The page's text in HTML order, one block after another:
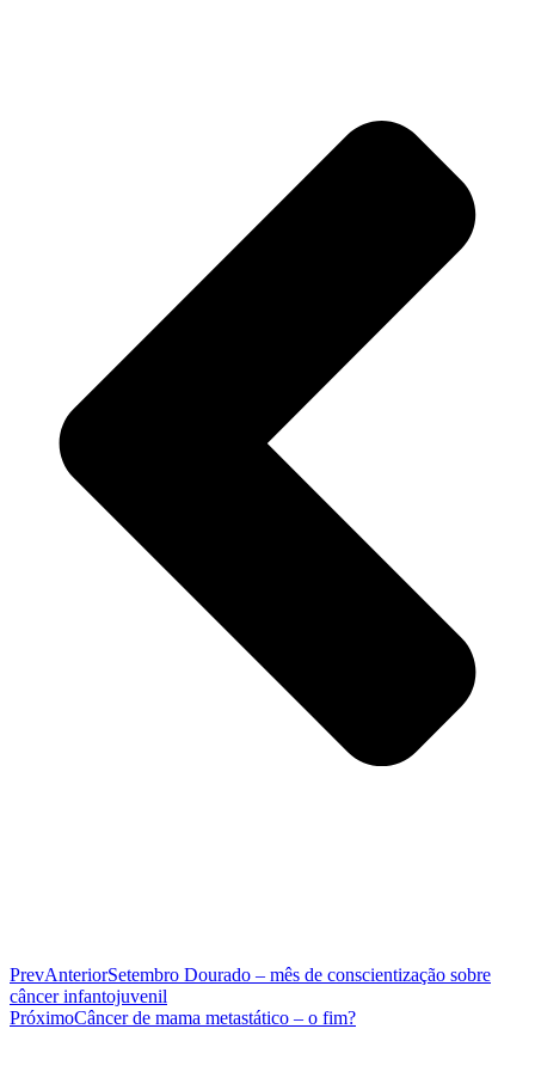
PrevAnteriorSetembro Dourado – mês de conscientização sobre
câncer infantojuvenil
PróximoCâncer de mama metastático – o fim?